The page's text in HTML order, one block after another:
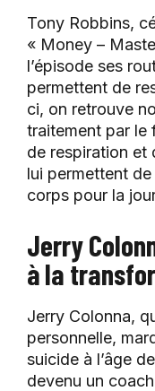
Tony Robbins,
« Money –
l’épisode ses
permettent de
ci, on retrouve
traitement par le
de respiration et
lui permettent
corps pour la
Jerry
à la
Jerry Colonna,
personnelle,
suicide à l’âge
devenu un